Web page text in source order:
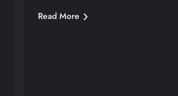
Read More